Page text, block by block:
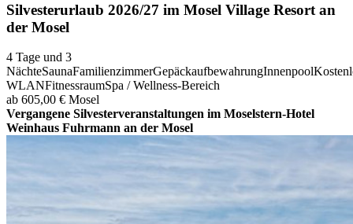
Silvesterurlaub 2026/27 im Mosel Village Resort an
der Mosel
4 Tage und 3
NächteSaunaFamilienzimmerGepäckaufbewahrungInnenpool
WLANFitnessraumSpa / Wellness-Bereich
ab 605,00 € Mosel
Vergangene Silvesterveranstaltungen im Moselstern-Hotel
Weinhaus Fuhrmann an der Mosel